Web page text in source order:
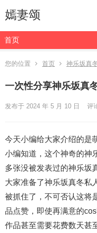
嫣妻颂
首页
您的位置 首页 神乐坂真
一次性分享神乐坂真
发布于 2024 年 5 月 10 日 评
今天小编给大家介绍的是
小编知道，这个神奇的神
多张没被发表过的神乐坂
大家准备了神乐坂真冬私
被抓住了，不可否认这将
品点赞，即使再满意的
作品甚至需要花费数天甚